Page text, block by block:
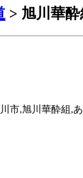
> 旭川華酔
市,旭川華酔組